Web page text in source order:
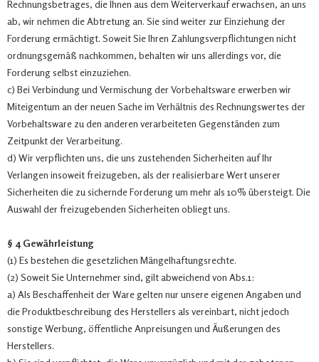
Rechnungsbetrages, die Ihnen aus dem Weiterverkauf erwachsen, an uns
ab, wir nehmen die Abtretung an. Sie sind weiter zur Einziehung der
Forderung ermächtigt. Soweit Sie Ihren Zahlungsverpflichtungen nicht
ordnungsgemäß nachkommen, behalten wir uns allerdings vor, die
Forderung selbst einzuziehen.
c) Bei Verbindung und Vermischung der Vorbehaltsware erwerben wir
Miteigentum an der neuen Sache im Verhältnis des Rechnungswertes der
Vorbehaltsware zu den anderen verarbeiteten Gegenständen zum
Zeitpunkt der Verarbeitung.
d) Wir verpflichten uns, die uns zustehenden Sicherheiten auf Ihr
Verlangen insoweit freizugeben, als der realisierbare Wert unserer
Sicherheiten die zu sichernde Forderung um mehr als 10% übersteigt. Die
Auswahl der freizugebenden Sicherheiten obliegt uns.
§ 4 Gewährleistung
(1) Es bestehen die gesetzlichen Mängelhaftungsrechte.
(2) Soweit Sie Unternehmer sind, gilt abweichend von Abs.1:
a) Als Beschaffenheit der Ware gelten nur unsere eigenen Angaben und
die Produktbeschreibung des Herstellers als vereinbart, nicht jedoch
sonstige Werbung, öffentliche Anpreisungen und Äußerungen des
Herstellers.